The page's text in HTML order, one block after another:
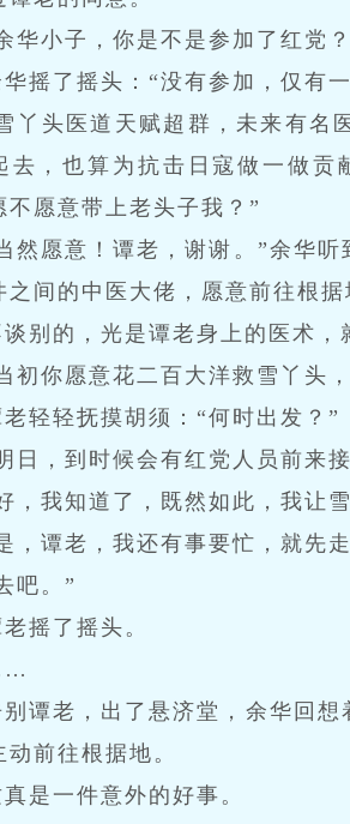
华小子，你是不是参加了红党
华摇了摇头：“没有参加，仅有
丫头医道天赋超群，未来有
去，也算为抗击日寇做一做贡
不愿意带上老头子我？”
然愿意！谭老，谢谢。”余华
之间的中医大佬，愿意前往根据
谈别的，光是谭老身上的医术，
初你愿意花二百大洋救雪丫头
老轻轻抚摸胡须：“何时出发？”
日，到时候会有红党人员前来
，我知道了，既然如此，我让
，谭老，我还有事要忙，就先
吧。”
摇了摇头。
别谭老，出了悬济堂，余华回
动前往根据地。
是一件意外的好事。